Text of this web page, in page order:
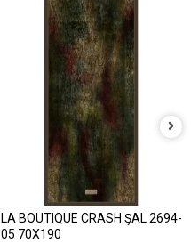
LA BOUTIQUE CRASH ŞAL 2694-
05 70X190